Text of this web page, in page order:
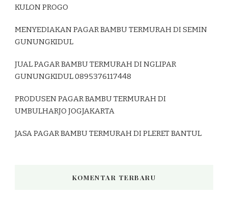
KULON PROGO
MENYEDIAKAN PAGAR BAMBU TERMURAH DI SEMIN
GUNUNGKIDUL
JUAL PAGAR BAMBU TERMURAH DI NGLIPAR
GUNUNGKIDUL 0895376117448
PRODUSEN PAGAR BAMBU TERMURAH DI
UMBULHARJO JOGJAKARTA
JASA PAGAR BAMBU TERMURAH DI PLERET BANTUL
KOMENTAR TERBARU